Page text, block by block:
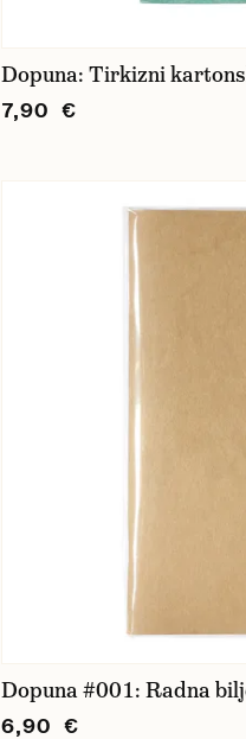
Dopuna: Tirkizni
7,90 €
Dopuna #001: Radna
6,90 €